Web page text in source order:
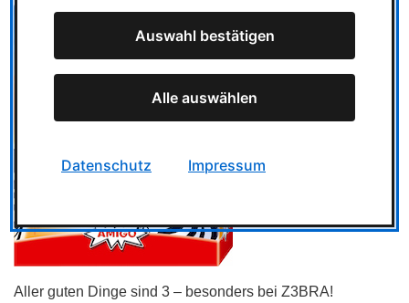
Aller guten Dinge sind 3 – besonders bei Z3BRA!
Auswahl bestätigen
Alle auswählen
Datenschutz Impressum